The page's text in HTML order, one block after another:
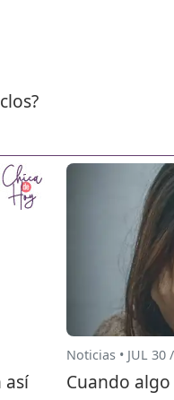
así
Noticias • JUL 30
Cuando